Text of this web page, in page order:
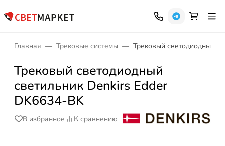
Главная Трековые системы Трековый светодиодный
Трековый светодиодный
светильник Denkirs Edder
DK6634-BK
В избранное К сравнению